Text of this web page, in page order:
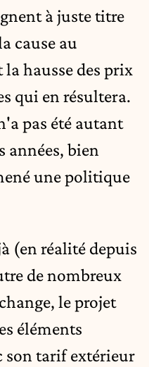
à juste titre
cause au
hausse des prix
qui en résultera.
pas été autant
années, bien
une politique
(en réalité depuis
de nombreux
le projet
éléments
son tarif extérieur